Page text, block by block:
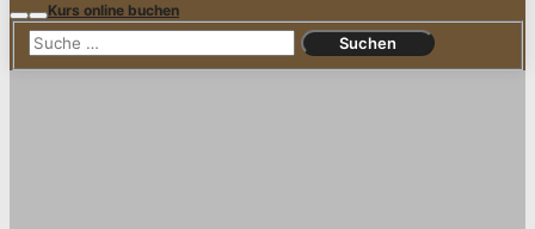
Suchen
Hauptmenü
Kurs online buchen